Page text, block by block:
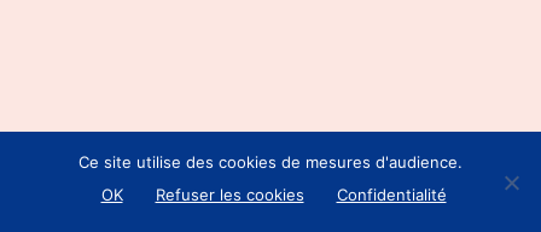
Ce site utilise des cookies de mesures d'audience.
OK
Refuser les cookies Confidentialité